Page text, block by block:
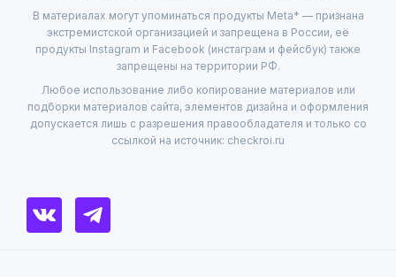
В материалах могут упоминаться продукты Meta* — признана
экстремистской организацией и запрещена в России, её
продукты Instagram и Facebook (инстаграм и фейсбук) также
запрещены на территории РФ.
Любое использование либо копирование материалов или
подборки материалов сайта, элементов дизайна и оформления
допускается лишь с разрешения правообладателя и только со
ссылкой на источник: checkroi.ru